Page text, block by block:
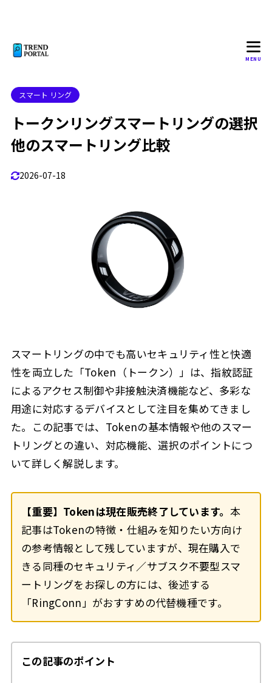
MENU
スマート リング
トークンリングスマートリングの選択
他のスマートリング比較
2026-07-18
スマートリングの中でも高いセキュリティ性と快適
性を両立した「Token（トークン）」は、指紋認証
によるアクセス制御や非接触決済機能など、多彩な
用途に対応するデバイスとして注目を集めてきまし
た。この記事では、Tokenの基本情報や他のスマー
トリングとの違い、対応機能、選択のポイントにつ
いて詳しく解説します。
【重要】Tokenは現在販売終了しています。 本
記事はTokenの特徴・仕組みを知りたい方向け
の参考情報として残していますが、現在購入で
きる同種のセキュリティ／サブスク不要型スマ
ートリングをお探しの方には、後述する
「RingConn」がおすすめの代替機種です。
この記事のポイント